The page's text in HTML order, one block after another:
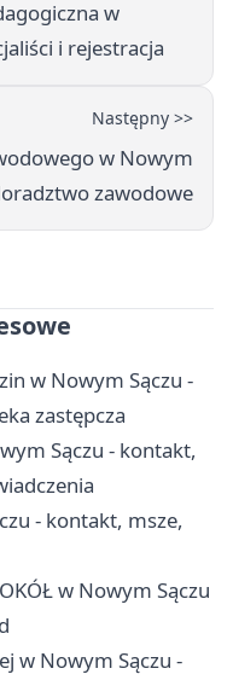
w
i rejestracja
Następny >>
w Nowym
zawodowe
w Nowym Sączu -
zastępcza
Sączu - kontakt,
- kontakt, msze,
w Nowym Sączu
w Nowym Sączu -